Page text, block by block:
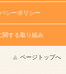
シーポリシー
関する取り組み
ページトップへ